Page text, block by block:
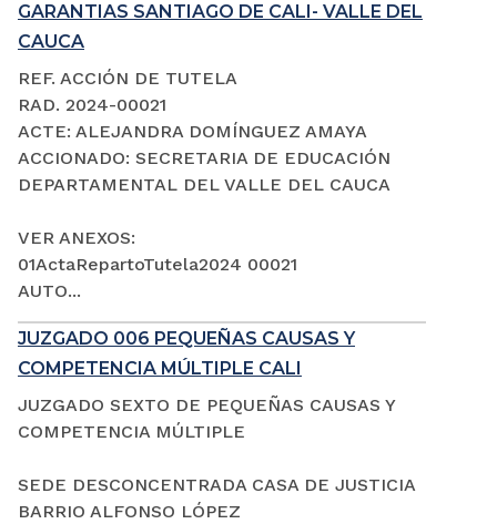
GARANTIAS SANTIAGO DE CALI- VALLE DEL
CAUCA
REF. ACCIÓN DE TUTELA
RAD. 2024-00021
ACTE: ALEJANDRA DOMÍNGUEZ AMAYA
ACCIONADO: SECRETARIA DE EDUCACIÓN
DEPARTAMENTAL DEL VALLE DEL CAUCA
VER ANEXOS:
01ActaRepartoTutela2024 00021
AUTO...
JUZGADO 006 PEQUEÑAS CAUSAS Y
COMPETENCIA MÚLTIPLE CALI
JUZGADO SEXTO DE PEQUEÑAS CAUSAS Y
COMPETENCIA MÚLTIPLE
SEDE DESCONCENTRADA CASA DE JUSTICIA
BARRIO ALFONSO LÓPEZ